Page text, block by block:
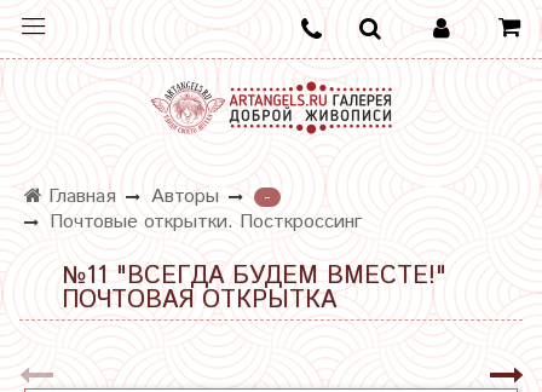
Главная Авторы
-
Почтовые открытки. Посткроссинг
№11 "ВСЕГДА БУДЕМ ВМЕСТЕ!"
ПОЧТОВАЯ ОТКРЫТКА